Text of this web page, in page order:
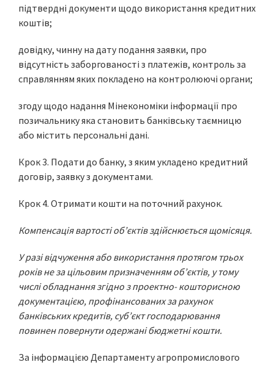
підтвердні документи щодо використання кредитних
коштів;
довідку, чинну на дату подання заявки, про
відсутність заборгованості з платежів, контроль за
справлянням яких покладено на контролюючі органи;
згоду щодо надання Мінекономіки інформації про
позичальнику яка становить банківську таємницю
або містить персональні дані.
Крок 3. Подати до банку, з яким укладено кредитний
договір, заявку з документами.
Крок 4. Отримати кошти на поточний рахунок.
Компенсація вартості об’єктів здійснюється щомісяця.
У разі відчуження або використання протягом трьох
років не за цільовим призначенням об’єктів, у тому
числі обладнання згідно з проектно- кошторисною
документацією, профінансованих за рахунок
банківських кредитів, суб’єкт господарювання
повинен повернути одержані бюджетні кошти.
За інформацією Департаменту агропромислового